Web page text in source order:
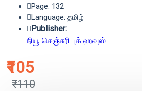
₹105
₹110
Page: 132
Language: தமிழ்
Publisher:
நியூ செஞ்சுரி புக் ஹவுஸ்